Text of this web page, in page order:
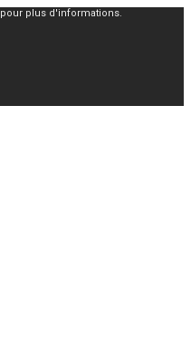
pour plus d'informations.